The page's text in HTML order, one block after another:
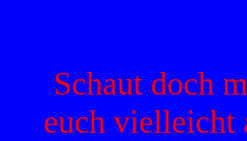
Schaut doch
euch vielleicht